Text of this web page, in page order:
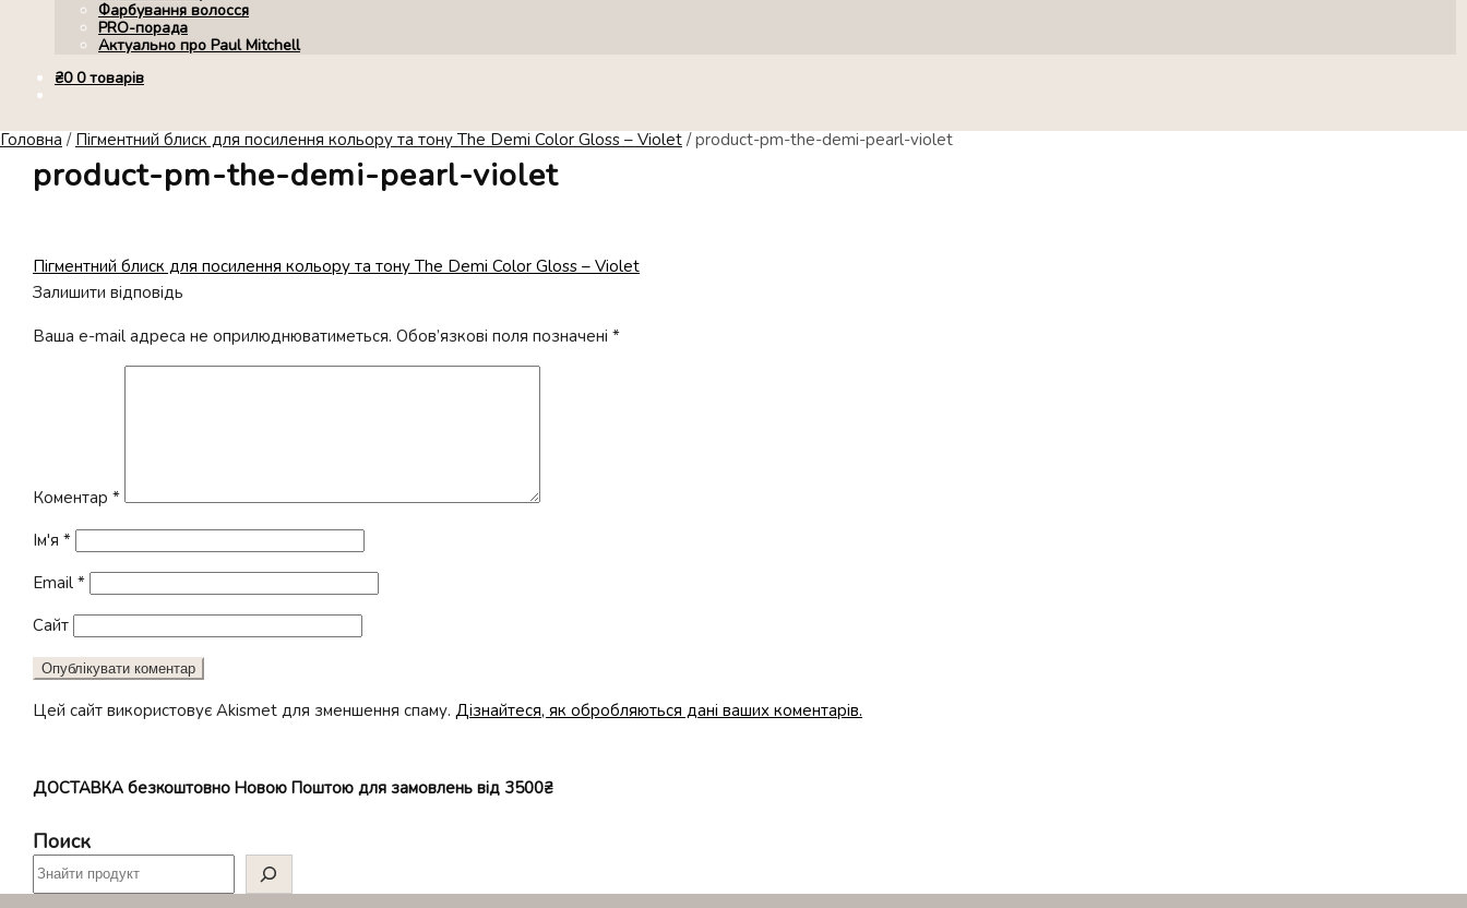
Фарбування волосся
PRO-порада
Актуально про Paul Mitchell
₴0 0 товарів
Головна / Пігментний блиск для посилення кольору та тону The Demi Color Gloss – Violet /product-pm-the-demi-pearl-violet
product-pm-the-demi-pearl-violet
Навігація
записів
Попередні
записи:
Пігментний блиск для посилення кольору та тону The Demi Color Gloss – Violet
Залишити відповідь
Ваша e-mail адреса не оприлюднюватиметься. Обов’язкові поля позначені *
Коментар *
Ім'я *
Email *
Сайт
Цей сайт використовує Akismet для зменшення спаму. Дізнайтеся, як обробляються дані ваших коментарів.
ДОСТАВКА безкоштовно Новою Поштою для замовлень від 3500₴
Поиск